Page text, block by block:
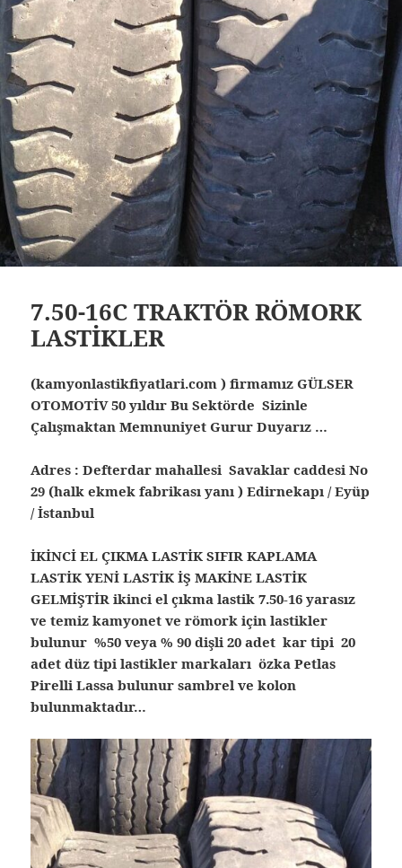
7.50-16C TRAKTÖR RÖMORK
LASTİKLER
(kamyonlastikfiyatlari.com ) firmamız GÜLSER
OTOMOTİV 50 yıldır Bu Sektörde Sizinle
Çalışmaktan Memnuniyet Gurur Duyarız …
Adres : Defterdar mahallesi Savaklar caddesi No
29 (halk ekmek fabrikası yanı ) Edirnekapı / Eyüp
/ İstanbul
İKİNCİ EL ÇIKMA LASTİK SIFIR KAPLAMA
LASTİK YENİ LASTİK İŞ MAKİNE LASTİK
GELMİŞTİR ikinci el çıkma lastik 7.50-16 yarasız
ve temiz kamyonet ve römork için lastikler
bulunur %50 veya % 90 dişli 20 adet kar tipi 20
adet düz tipi lastikler markaları özka Petlas
Pirelli Lassa bulunur sambrel ve kolon
bulunmaktadır…